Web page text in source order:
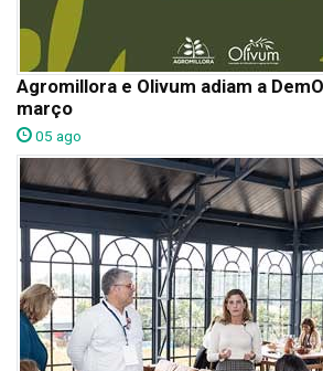
Agromillora e Olivum adiam a
março
05 ago